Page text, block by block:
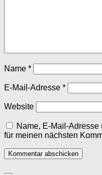
Name *
E-Mail-Adresse *
Website
Name, E-Mail-
für meinen nächsten